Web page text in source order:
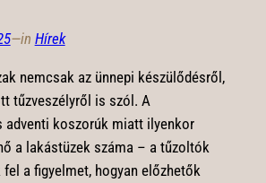
—in Hírek
nemcsak az ünnepi készülődésről,
tűzveszélyről is szól. A
adventi koszorúk miatt ilyenkor
a lakástüzek száma – a tűzoltók
a figyelmet, hogyan előzhetők